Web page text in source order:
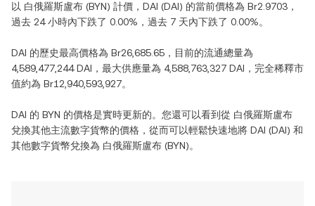
以 白俄羅斯盧布 (BYN) 計價， DAI (DAI) 的當前價格為 Br2.9703 ，
過去 24 小時內下跌了 0.00% ，過去 7 天內下跌了 0.00%。
DAI 的歷史最高價格為 Br26,685.65 ，目前的流通總量為
4,589,477,244 DAI ，最大供應量為 4,588,763,327 DAI ，完全稀釋市
值約為 Br12,940,593,927。
DAI 的 BYN 的價格是實時更新的。您還可以看到從 白俄羅斯盧布
兌換其他主流數字貨幣的價格，從而可以輕鬆快速地將 DAI (DAI) 和
其他數字貨幣兌換為 白俄羅斯盧布 (BYN)。